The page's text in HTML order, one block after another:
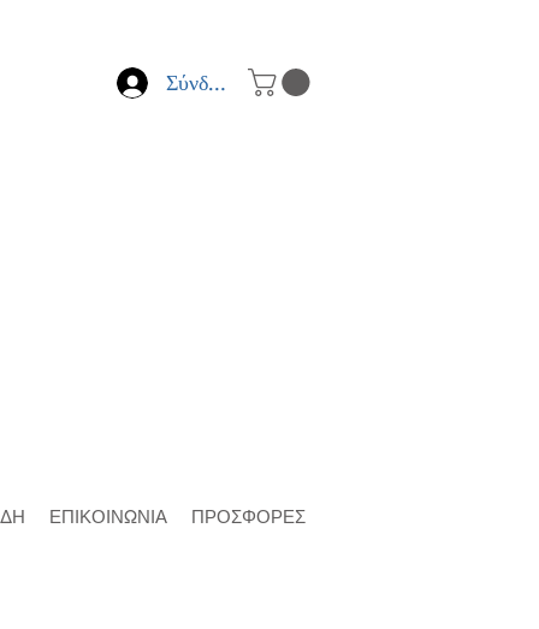
Σύνδεση
ΕΠΙΚΟΙΝΩΝΙΑ ΠΡΟΣΦΟΡΕΣ